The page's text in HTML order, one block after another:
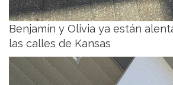
Benjamín y Olivia ya están
las calles de Kansas